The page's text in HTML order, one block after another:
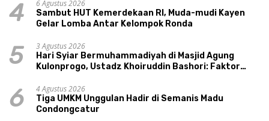
4
6 Agustus 2026
Sambut HUT Kemerdekaan RI, Muda-mudi Kayen
Gelar Lomba Antar Kelompok Ronda
5
3 Agustus 2026
Hari Syiar Bermuhammadiyah di Masjid Agung
Kulonprogo, Ustadz Khoiruddin Bashori: Faktor
6
4 Agustus 2026
Tiga UMKM Unggulan Hadir di Semanis Madu
Condongcatur